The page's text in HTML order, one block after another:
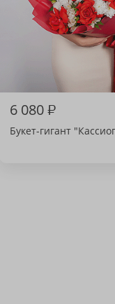
6 080₽
Букет-гигант